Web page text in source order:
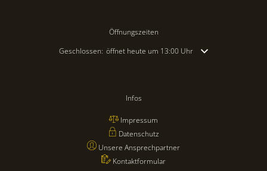
Öffnungszeiten
Klicken, um weitere Öffnungs- oder Schließzeiten auszublenden
Geschlossen: öffnet heute um 13:00 Uhr
Infos
Impressum
Datenschutz
Unsere Ansprechpartner
Kontaktformular